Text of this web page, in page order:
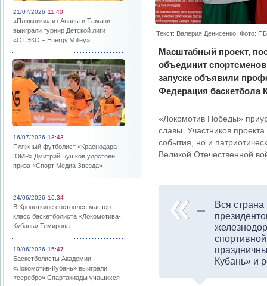
21/07/2026 11:40
«Пляжники» из Анапы и Тамани
выиграли турнир Детской лиги
«ОТЭКО – Energy Volley»
16/07/2026 13:43
Пляжный футболист «Краснодара-
ЮМР» Дмитрий Бушков удостоен
приза «Спорт Медиа Звезда»
24/06/2026 16:34
В Кропоткине состоялся мастер-
класс баскетболиста «Локомотива-
Кубань» Темирова
19/06/2026 15:47
Баскетболисты Академии
«Локомотив-Кубань» выиграли
«серебро» Спартакиады учащихся
Текст: Валерия Денисенко. Фото:
Масштабный проект,
объединит
запуске объявили
Федерация баскетбола
«Локомотив Победы»
славы. Участников
события, но и
Великой Отечественной
Вся
Кубань» и